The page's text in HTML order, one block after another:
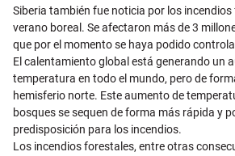
Siberia también fue noticia por los
verano boreal. Se afectaron más de 3
que por el momento se haya podido
El calentamiento global está generando un
temperatura en todo el mundo, pero de
hemisferio norte. Este aumento de
bosques se sequen de forma más rápida y
predisposición para los incendios.
Los incendios forestales, entre otras